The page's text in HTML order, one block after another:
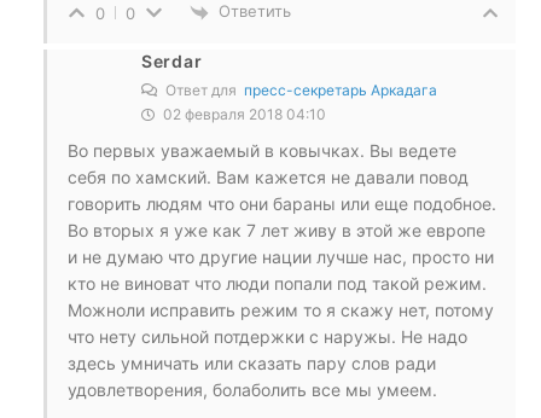
0 0 Ответить
Serdar
Ответ для пресс-секретарь Аркадага
02 февраля 2018 04:10
Во первых уважаемый в ковычках. Вы ведете
себя по хамский. Вам кажется не давали повод
говорить людям что они бараны или еще подобное.
Во вторых я уже как 7 лет живу в этой же европе
и не думаю что другие нации лучше нас, просто ни
кто не виноват что люди попали под такой режим.
Можноли исправить режим то я скажу нет, потому
что нету сильной потдержки с наружы. Не надо
здесь умничать или сказать пару слов ради
удовлетворения, болаболить все мы умеем.